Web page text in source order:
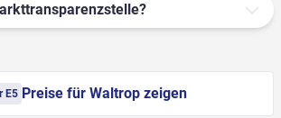
E5 Preise für Waltrop zeigen